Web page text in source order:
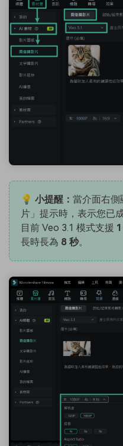
💡 小提醒：當介面右側
片」提示時，表示您已
目前 Veo 3.1 模式支援
長時長為 8 秒。